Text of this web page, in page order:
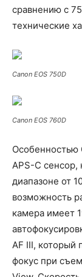
сравнению с
технические
Canon EOS 750D
Canon EOS 760D
Особенностью
APS-C сенсор,
диапазоне от
возможность
камера имеет
AF III, который
фокус при